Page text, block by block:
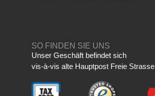
SO FINDEN SIE UNS
Unser Geschäft befindet sich
vis-à-vis alte Hauptpost Freie Strasse